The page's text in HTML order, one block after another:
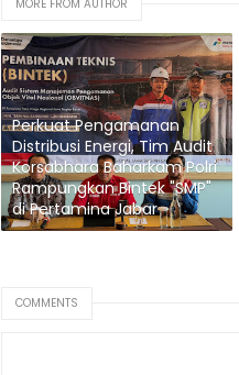
MORE FROM AUTHOR
Perkuat Pengamanan
Distribusi Energi, Tim Audit
Korsabhara Baharkam Polri
Rampungkan Bintek "SMP"
di Pertamina Jabar
COMMENTS